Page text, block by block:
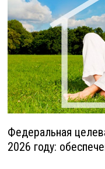
Федеральная
2026 году: